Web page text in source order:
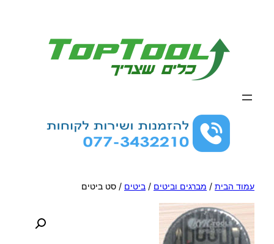
עמוד הבית / מברגים וביטים / ביטים / סט ביטים